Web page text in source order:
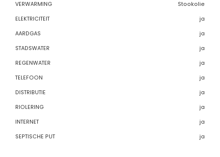
VERWARMING
Stookolie
ELEKTRICITEIT
ja
AARDGAS
ja
STADSWATER
ja
REGENWATER
ja
TELEFOON
ja
DISTRIBUTIE
ja
RIOLERING
ja
INTERNET
ja
SEPTISCHE PUT
ja